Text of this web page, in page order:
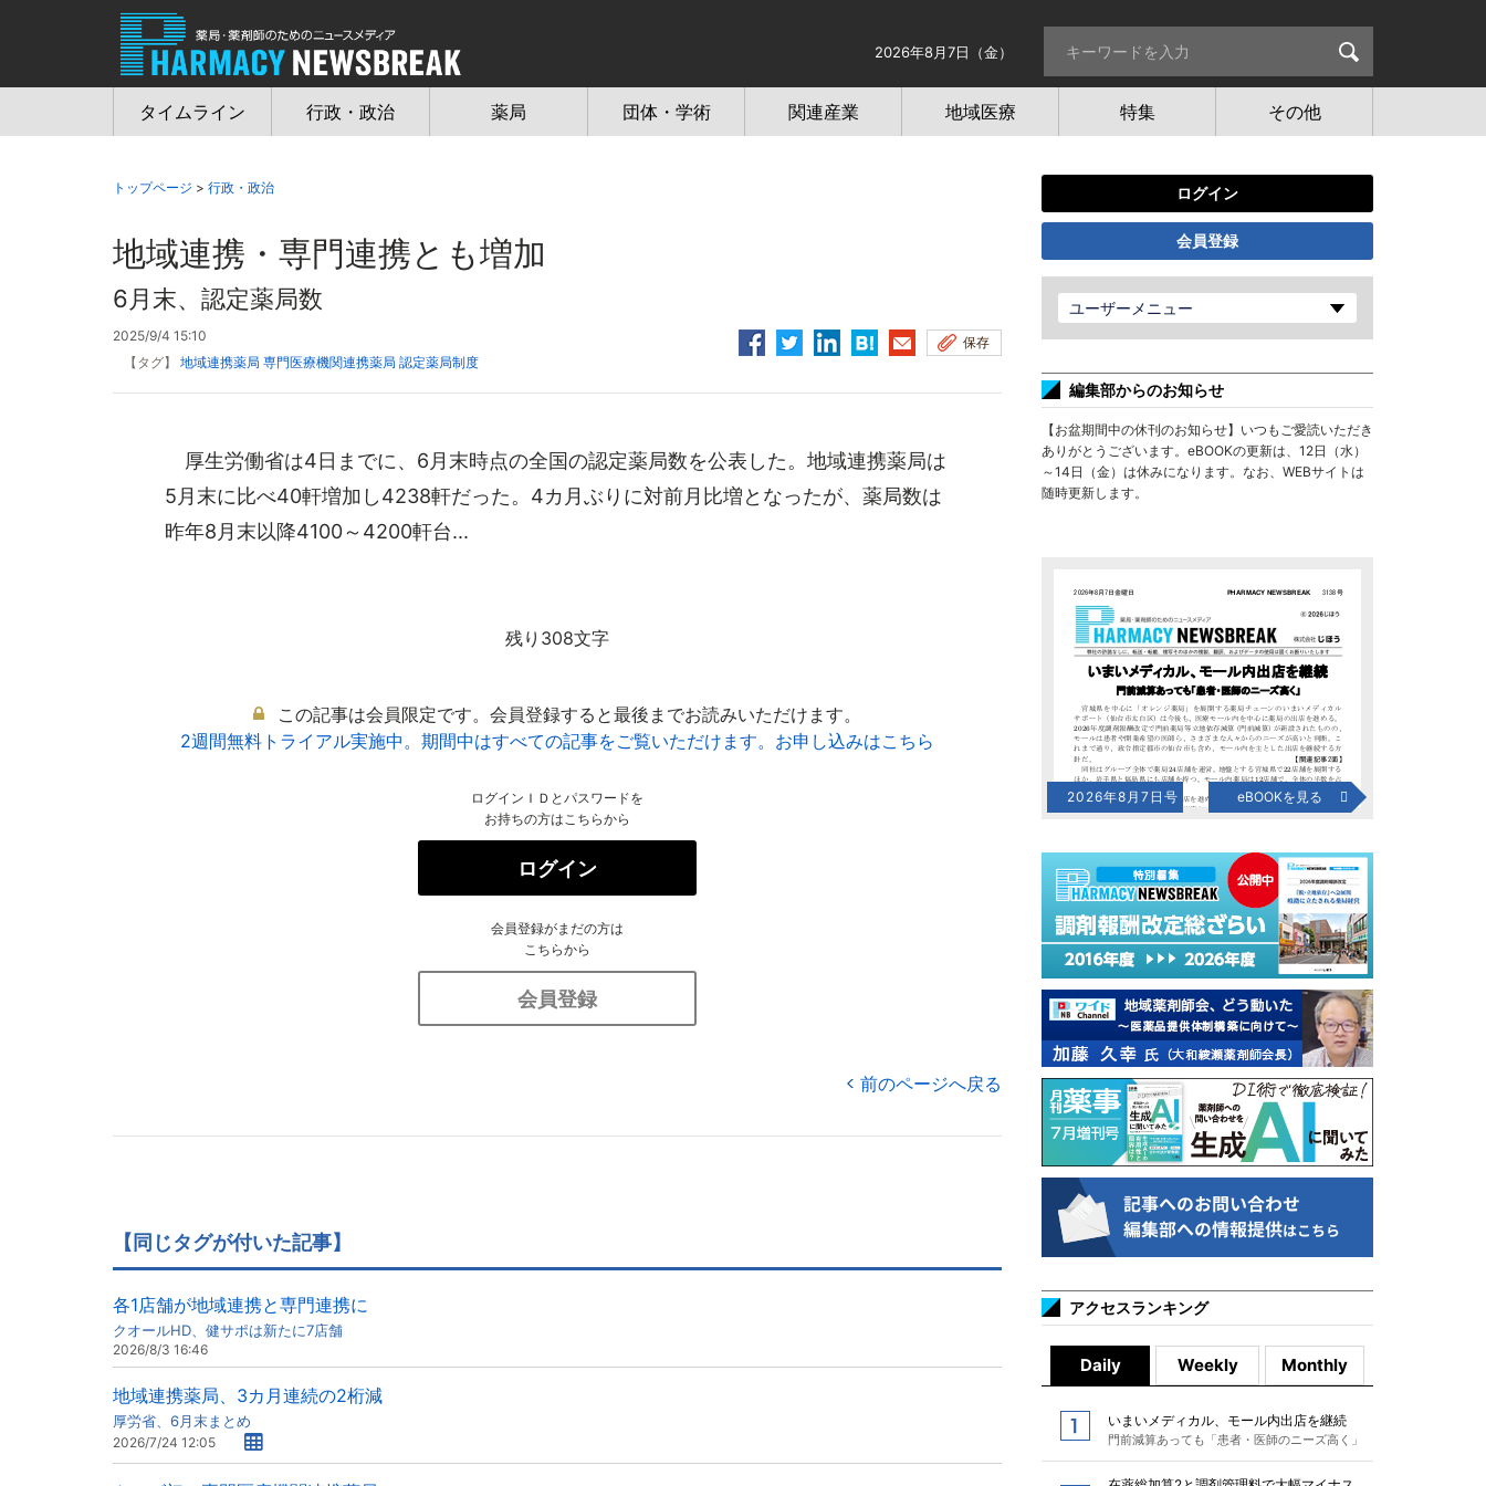
2026年8月7日（金）
タイムライン 行政・政治 薬局 団体・学術 関連産業 地域医療 特集 その他
トップページ > 行政・政治
地域連携・専門連携とも増加
6月末、認定薬局数
2025/9/4 15:10
【タグ】 地域連携薬局 専門医療機関連携薬局 認定薬局制度
保存
厚生労働省は4日までに、6月末時点の全国の認定薬局数を公表した。地域連携薬局は
5月末に比べ40軒増加し4238軒だった。4カ月ぶりに対前月比増となったが、薬局数は
昨年8月末以降4100～4200軒台...
残り308文字
この記事は会員限定です。会員登録すると最後までお読みいただけます。
2週間無料トライアル実施中。期間中はすべての記事をご覧いただけます。お申し込みはこちら
ログインＩＤとパスワードを
お持ちの方はこちらから
ログイン
会員登録がまだの方は
こちらから
会員登録
前のページへ戻る
【同じタグが付いた記事】
各1店舗が地域連携と専門連携に
クオールHD、健サポは新たに7店舗
2026/8/3 16:46
地域連携薬局、3カ月連続の2桁減
厚労省、6月末まとめ
2026/7/24 12:05
ログイン
会員登録
ユーザーメニュー
編集部からのお知らせ
【お盆期間中の休刊のお知らせ】いつもご愛読いただき
ありがとうございます。eBOOKの更新は、12日（水）
～14日（金）は休みになります。なお、WEBサイトは
随時更新します。
2026年8月7日号 eBOOKを見る
アクセスランキング
Daily Weekly Monthly
いまいメディカル、モール内出店を継続
門前減算あっても「患者・医師のニーズ高く」